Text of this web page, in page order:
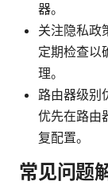
器。
关注隐私政
定期检查以
理。
路由器级别
优先在路由
复配置。
常见问题